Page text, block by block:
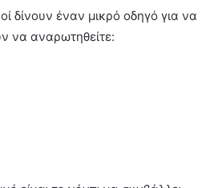
δίνουν έναν μικρό οδηγό για να
να αναρωτηθείτε: